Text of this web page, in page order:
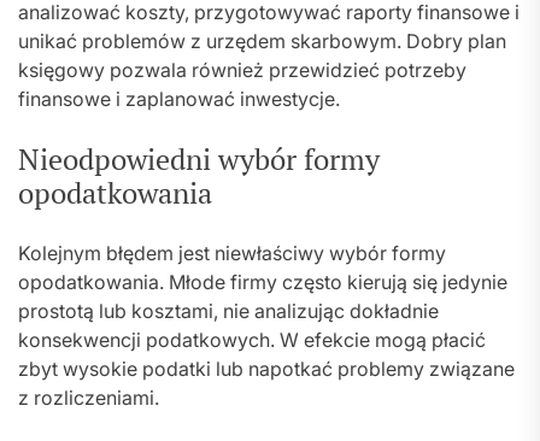
analizować koszty, przygotowywać raporty finansowe i
unikać problemów z urzędem skarbowym. Dobry plan
księgowy pozwala również przewidzieć potrzeby
finansowe i zaplanować inwestycje.
Nieodpowiedni wybór formy
opodatkowania
Kolejnym błędem jest niewłaściwy wybór formy
opodatkowania. Młode firmy często kierują się jedynie
prostotą lub kosztami, nie analizując dokładnie
konsekwencji podatkowych. W efekcie mogą płacić
zbyt wysokie podatki lub napotkać problemy związane
z rozliczeniami.